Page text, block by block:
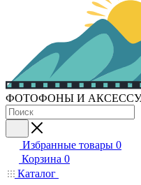
ФОТОФОНЫ И
Избранные товары 0
Корзина 0
Каталог